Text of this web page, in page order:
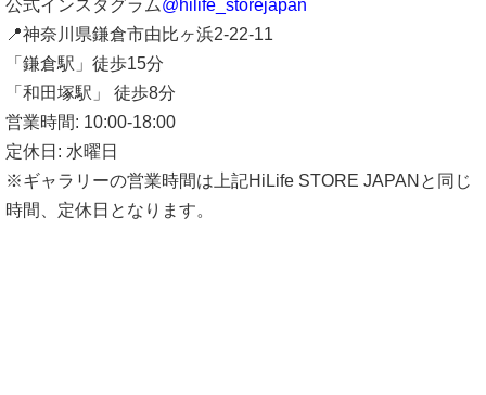
公式インスタグラム@hilife_storejapan
📍神奈川県鎌倉市由比ヶ浜2-22-11
「鎌倉駅」徒歩15分
「和田塚駅」 徒歩8分
営業時間: 10:00-18:00
定休日: 水曜日
※ギャラリーの営業時間は上記HiLife STORE JAPANと同じ
時間、定休日となります。